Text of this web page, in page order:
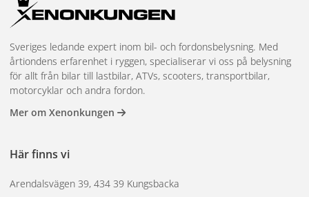
Vanliga
användningsområden
jämnt ljus utan bländning. Söklampor och strålkastare för
undervattensljus ger både funktion och estetik. Vi har
produkter för samtliga behov.
Sveriges ledande expert inom bil- och fordonsbelysning. Med
årtiondens erfarenhet i ryggen, specialiserar vi oss på belysning
för allt från bilar till lastbilar, ATVs, scooters, transportbilar,
motorcyklar och andra fordon.
Mer om Xenonkungen
Här finns vi
Arendalsvägen 39, 434 39 Kungsbacka